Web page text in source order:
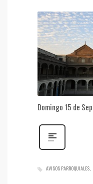
Domingo 15 de
AVISOS PARROQUIALES